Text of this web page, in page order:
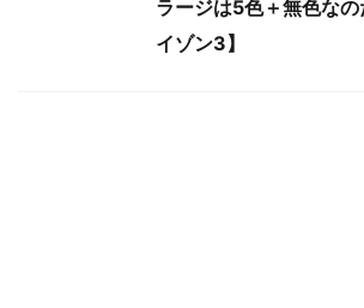
ラージは5色＋無色な
イゾン3】